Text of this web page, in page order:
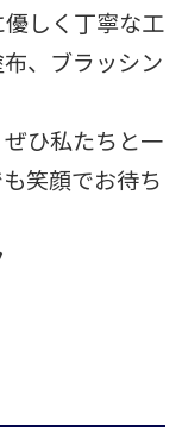
しく丁寧な工
、ブラッシン
ひ私たちと一
笑顔でお待ち